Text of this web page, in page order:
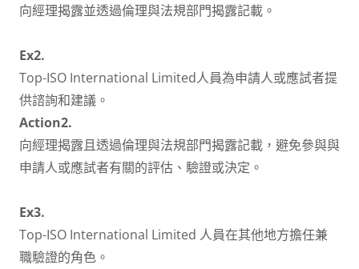
向經理揭露並透過倫理與法規部門揭露記載。
Ex2.
Top-ISO International Limited人員為申請人或應試者提
供諮詢和建議。
Action2.
向經理揭露且透過倫理與法規部門揭露記載，避免參與與
申請人或應試者有關的評估、驗證或決定。
Ex3.
Top-ISO International Limited 人員在其他地方擔任兼
職驗證的角色。